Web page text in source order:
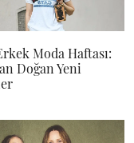
Moda Haftası:
Doğan Yeni